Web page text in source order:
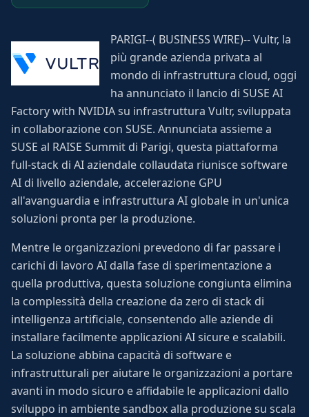
PARIGI--( BUSINESS WIRE)-- Vultr, la
più grande azienda privata al
mondo di infrastruttura cloud, oggi
ha annunciato il lancio di SUSE AI
Factory with NVIDIA su infrastruttura Vultr, sviluppata
in collaborazione con SUSE. Annunciata assieme a
SUSE al RAISE Summit di Parigi, questa piattaforma
full-stack di AI aziendale collaudata riunisce software
AI di livello aziendale, accelerazione GPU
all'avanguardia e infrastruttura AI globale in un'unica
soluzioni pronta per la produzione.
Mentre le organizzazioni prevedono di far passare i
carichi di lavoro AI dalla fase di sperimentazione a
quella produttiva, questa soluzione congiunta elimina
la complessità della creazione da zero di stack di
intelligenza artificiale, consentendo alle aziende di
installare facilmente applicazioni AI sicure e scalabili.
La soluzione abbina capacità di software e
infrastrutturali per aiutare le organizzazioni a portare
avanti in modo sicuro e affidabile le applicazioni dallo
sviluppo in ambiente sandbox alla produzione su scala